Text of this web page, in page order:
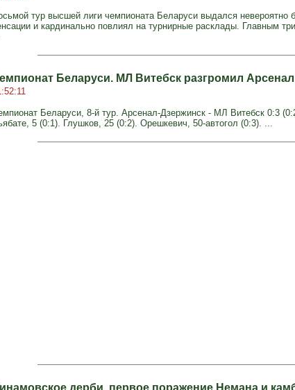
тур высшей лиги чемпионата Беларуси выдался невероятно
и кардинально повлиял на турнирные расклады. Главным
Беларуси. МЛ Витебск разгромил Арсенал
Беларуси, 8-й тур. Арсенал-Дзержинск - МЛ Витебск 0:3
5 (0:1). Глушков, 25 (0:2). Орешкевич, 50-автогол (0:3). ...
дерби, первое поражение Немана и